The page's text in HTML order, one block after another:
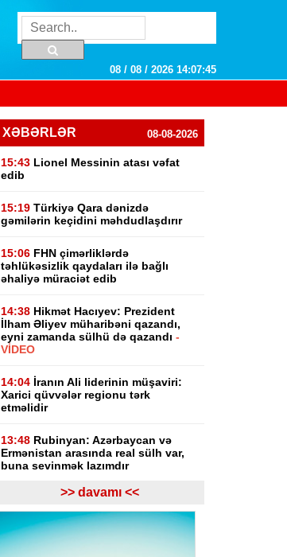
08 / 08 / 2026 14:07:46
XƏBƏRLƏR 08-08-2026
15:43 Lionel Messinin atası vəfat
edib
15:19 Türkiyə Qara dənizdə
gəmilərin keçidini məhdudlaşdırır
15:06 FHN çimərliklərdə
təhlükəsizlik qaydaları ilə bağlı
əhaliyə müraciət edib
14:38 Hikmət Hacıyev: Prezident
İlham Əliyev müharibəni qazandı,
eyni zamanda sülhü də qazandı-
VİDEO
14:04 İranın Ali liderinin müşaviri:
Xarici qüvvələr regionu tərk
etməlidir
13:48 Rubinyan: Azərbaycan və
Ermənistan arasında real sülh var,
buna sevinmək lazımdır
Gürcüstan hakimiyyəti Rusiya
ilə müharibənin başlamasında
Saakaşvilini günahlandırıb
>> davamı <<